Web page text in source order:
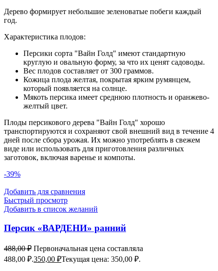
Дерево формирует небольшие зеленоватые побеги каждый
год.
Характеристика плодов:
Персики сорта "Вайн Голд" имеют стандартную
круглую и овальную форму, за что их ценят садоводы.
Вес плодов составляет от 300 граммов.
Кожица плода желтая, покрытая ярким румянцем,
который появляется на солнце.
Мякоть персика имеет среднюю плотность и оранжево-
желтый цвет.
Плоды персикового дерева "Вайн Голд" хорошо
транспортируются и сохраняют свой внешний вид в течение 4
дней после сбора урожая. Их можно употреблять в свежем
виде или использовать для приготовления различных
заготовок, включая варенье и компоты.
-39%
Добавить для сравнения
Быстрый просмотр
Добавить в список желаний
Персик «ВАРДЕНИ» ранний
488,00₽ Первоначальная цена составляла
488,00 ₽.350,00 ₽Текущая цена: 350,00 ₽.